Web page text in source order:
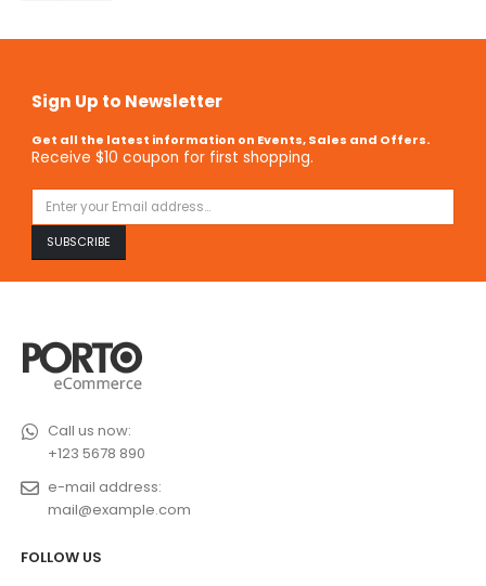
Sign Up to Newsletter
Get all the latest information on Events, Sales and Offers.
Receive $10 coupon for first shopping.
Call us now:
+123 5678 890
e-mail address:
mail@example.com
FOLLOW US